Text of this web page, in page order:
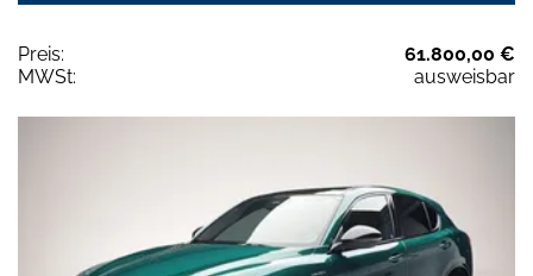
Preis:
61.800,00 €
MWSt:
ausweisbar